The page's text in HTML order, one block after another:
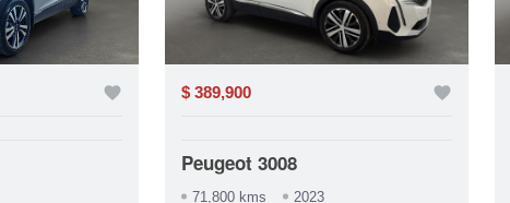
favorite $ 389,900 favorite
Peugeot 3008
71,800 kms 2023